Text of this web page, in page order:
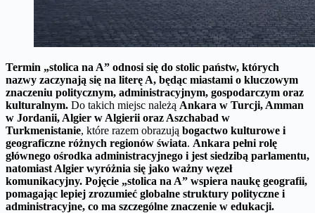
Termin „stolica na A” odnosi się do stolic państw, których
nazwy zaczynają się na literę A, będąc miastami o kluczowym
znaczeniu politycznym, administracyjnym, gospodarczym oraz
kulturalnym. Do takich miejsc należą Ankara w Turcji, Amman
w Jordanii, Algier w Algierii oraz Aszchabad w
Turkmenistanie, które razem obrazują bogactwo kulturowe i
geograficzne różnych regionów świata. Ankara pełni rolę
głównego ośrodka administracyjnego i jest siedzibą parlamentu,
natomiast Algier wyróżnia się jako ważny węzeł
komunikacyjny. Pojęcie „stolica na A” wspiera naukę geografii,
pomagając lepiej zrozumieć globalne struktury polityczne i
administracyjne, co ma szczególne znaczenie w edukacji.